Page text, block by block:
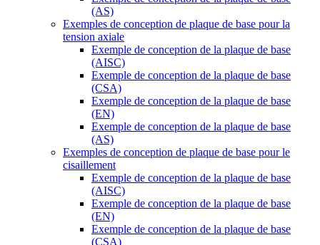
(AS)
Exemples de conception de plaque de base pour la
tension axiale
Exemple de conception de la plaque de base
(AISC)
Exemple de conception de la plaque de base
(CSA)
Exemple de conception de la plaque de base
(EN)
Exemple de conception de la plaque de base
(AS)
Exemples de conception de plaque de base pour le
cisaillement
Exemple de conception de la plaque de base
(AISC)
Exemple de conception de la plaque de base
(EN)
Exemple de conception de la plaque de base
(CSA)